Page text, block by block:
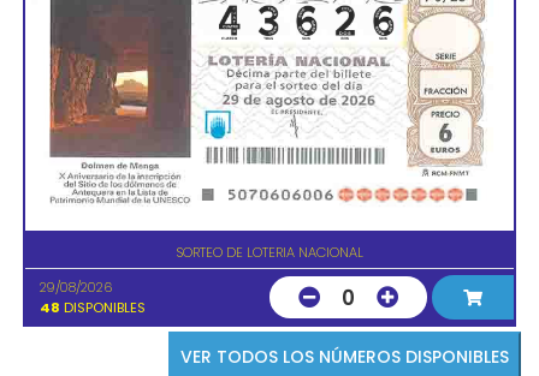
SORTEO DE LOTERIA NACIONAL
29/08/2026
48 DISPONIBLES 0
VER TODOS LOS NÚMEROS DISPONIBLES